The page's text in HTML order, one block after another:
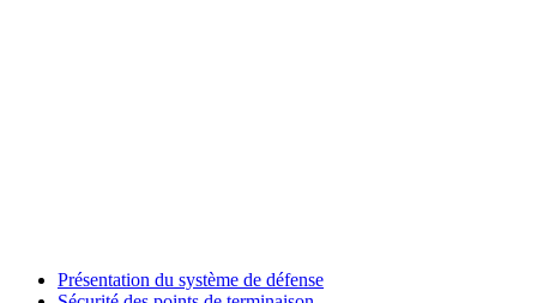
Présentation du système de défense